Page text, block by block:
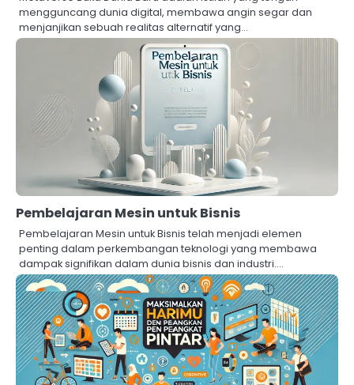
mengguncang dunia digital, membawa angin segar dan
menjanjikan sebuah realitas alternatif yang…
Pembelajaran Mesin untuk Bisnis
Pembelajaran Mesin untuk Bisnis telah menjadi elemen
penting dalam perkembangan teknologi yang membawa
dampak signifikan dalam dunia bisnis dan industri.…